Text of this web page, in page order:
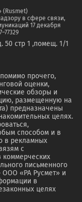
(Rusmet)
в сфере связи,
17 декабря
50 стр 1 ,помещ. 1/1
прочего,
оценки,
обзоры и
размещенную на
предназначены
целях.
способом и в
в рекламных
с
коммерческих
письменного
ООО «РА Русмет» и
в
целях